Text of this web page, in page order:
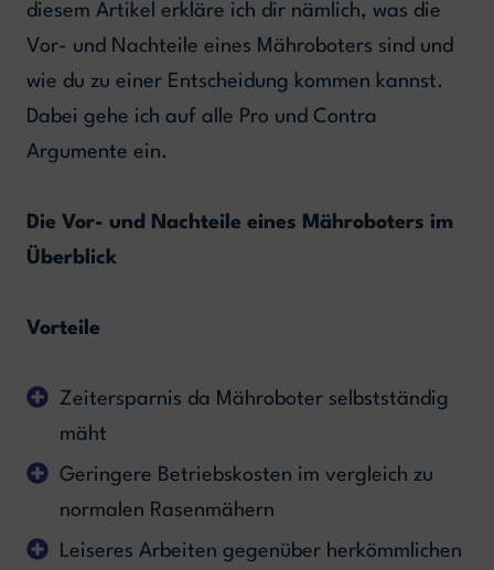
diesem Artikel erkläre ich dir nämlich, was die
Vor- und Nachteile eines Mähroboters sind und
wie du zu einer Entscheidung kommen kannst.
Dabei gehe ich auf alle Pro und Contra
Argumente ein.
Die Vor- und Nachteile eines Mähroboters im
Überblick
Vorteile
Zeitersparnis da Mähroboter selbstständig
mäht
Geringere Betriebskosten im vergleich zu
normalen Rasenmähern
Leiseres Arbeiten gegenüber herkömmlichen